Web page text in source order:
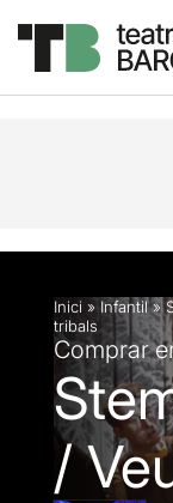
Descripció
Inici » Infantil»
tribals
Comprar
/